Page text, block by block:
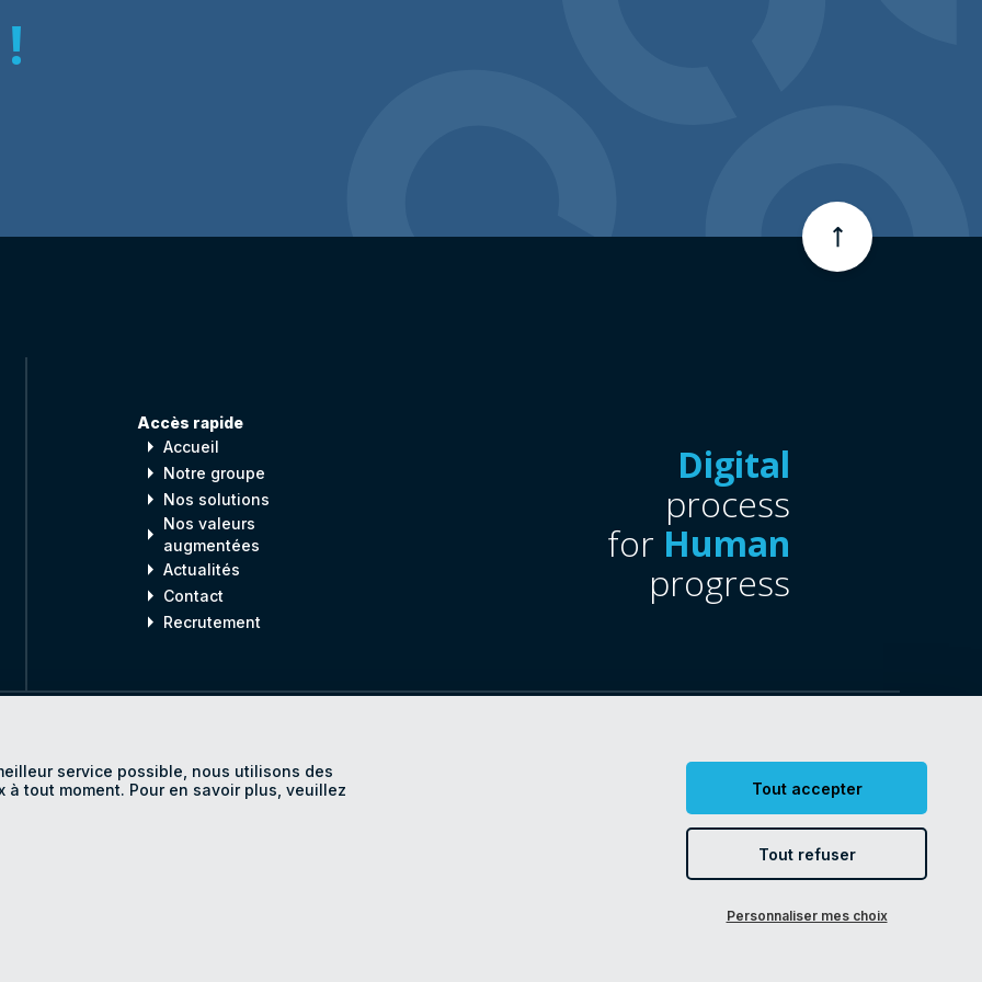
service possible, nous utilisons des
tout moment. Pour en savoir plus, veuillez
Tout accepter
Tout refuser
Personnaliser mes choix
Accès rapide
arrow_right Accueil
arrow_right Notre groupe
arrow_right Nos solutions
arrow_right Nos valeurs
augmentées
arrow_right Actualités
arrow_right Contact
arrow_right Recrutement
Digital
process
for Human
progress